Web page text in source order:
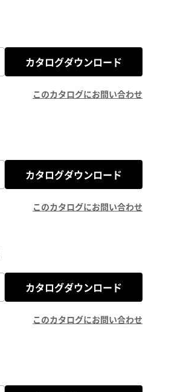
カタログダウンロード
このカタログにお問い合わせ
カタログダウンロード
このカタログにお問い合わせ
カタログダウンロード
このカタログにお問い合わせ